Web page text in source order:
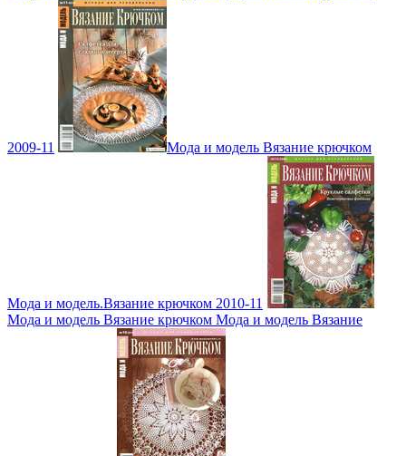
2009-11 Мода и модель Вязание крючком
Мода и модель.Вязание крючком 2010-11
Мода и модель Вязание крючком Мода и модель Вязание